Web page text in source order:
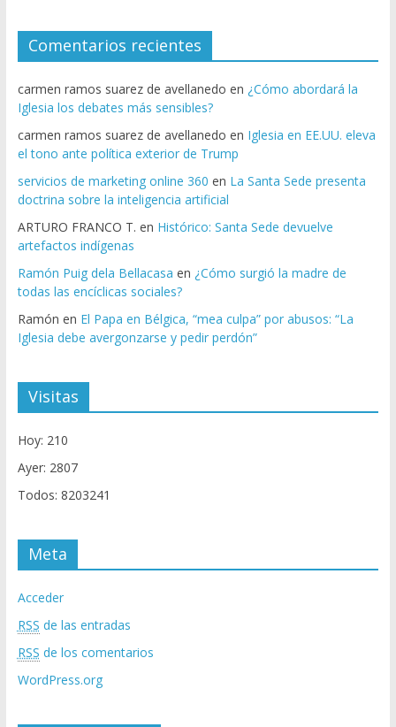
Comentarios recientes
carmen ramos suarez de avellanedo en ¿Cómo abordará la
Iglesia los debates más sensibles?
carmen ramos suarez de avellanedo en Iglesia en EE.UU. eleva
el tono ante política exterior de Trump
servicios de marketing online 360 en La Santa Sede presenta
doctrina sobre la inteligencia artificial
ARTURO FRANCO T. en Histórico: Santa Sede devuelve
artefactos indígenas
Ramón Puig dela Bellacasa en ¿Cómo surgió la madre de
todas las encíclicas sociales?
Ramón en El Papa en Bélgica, “mea culpa” por abusos: “La
Iglesia debe avergonzarse y pedir perdón”
Visitas
Hoy: 210
Ayer: 2807
Todos: 8203241
Meta
Acceder
RSS de las entradas
RSS de los comentarios
WordPress.org